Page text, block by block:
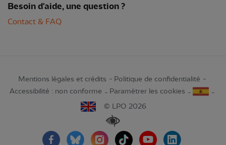
Besoin d'aide, une question ?
Contact & FAQ
Mentions légales et crédits
Politique de confidentialité
Accessibilité : non conforme
Paramétrer les cookies
© LPO 2026
Renforcer les contrastes